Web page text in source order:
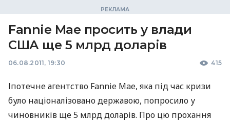
Fannie Mae просить у влади
США ще 5 млрд доларів
06.08.2011, 19:30 415
Іпотечне агентство Fannie Mae, яка під час кризи
було націоналізовано державою, попросило у
чиновників ще 5 млрд доларів. Про цю прохання